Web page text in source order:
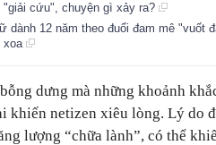
"giải cứu", chuyện gì xảy ra?
dành 12 năm theo đuổi đam mê "vuốt
xoa
dưng mà những khoảnh
khiến netizen xiêu lòng. Lý do
lượng “chữa lành”, có thể